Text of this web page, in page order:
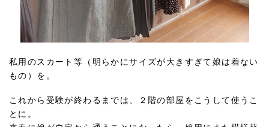
私用のスカート等（明らかにサイズが大きすぎて娘は着ない
もの）を。
これから受験が終わるまでは、２階の部屋をこうして使うこ
とに。